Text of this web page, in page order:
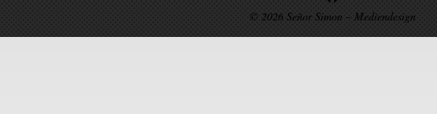
© 2026 Señor Simon – Mediendesign